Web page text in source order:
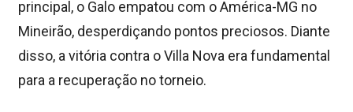
principal, o Galo empatou com o América-MG no
Mineirão, desperdiçando pontos preciosos. Diante
disso, a vitória contra o Villa Nova era fundamental
para a recuperação no torneio.